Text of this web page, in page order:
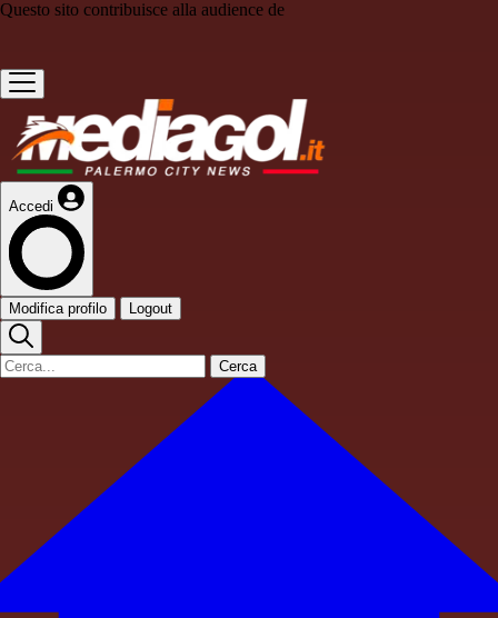
Questo sito contribuisce alla audience de
Accedi
Modifica profilo Logout
Cerca